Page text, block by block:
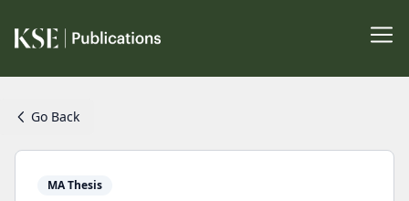
Go Back
MA Thesis